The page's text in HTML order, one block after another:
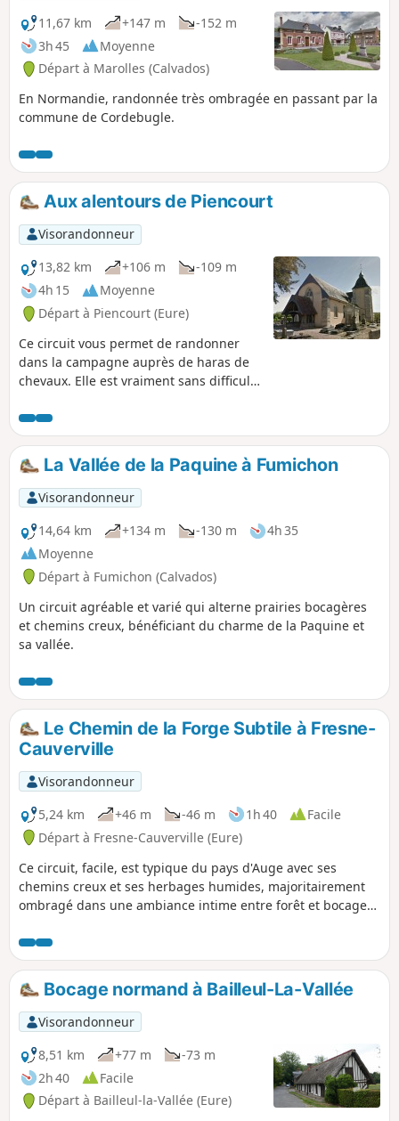
11,67 km
+147 m
-152 m
3h 45
Moyenne
Départ à Marolles (Calvados)
En Normandie, randonnée très ombragée en passant par la
commune de Cordebugle.
Aux alentours de Piencourt
Visorandonneur
13,82 km
+106 m
-109 m
4h 15
Moyenne
Départ à Piencourt (Eure)
Ce circuit vous permet de randonner
dans la campagne auprès de haras de
chevaux. Elle est vraiment sans difficulté
La Vallée de la Paquine à Fumichon
Visorandonneur
14,64 km
+134 m -130 m
4h 35
Moyenne
Départ à Fumichon (Calvados)
Un circuit agréable et varié qui alterne prairies bocagères
et chemins creux, bénéficiant du charme de la Paquine et
sa vallée.
Le Chemin de la Forge Subtile à Fresne-
Cauverville
Visorandonneur
5,24 km
+46 m -46 m 1h 40
Facile
Départ à Fresne-Cauverville (Eure)
Ce circuit, facile, est typique du pays d'Auge avec ses
chemins creux et ses herbages humides, majoritairement
ombragé dans une ambiance intime entre forêt et bocage
Bocage normand à Bailleul-La-Vallée
Visorandonneur
8,51 km
+77 m
-73 m
2h 40
Facile
Départ à Bailleul-la-Vallée (Eure)